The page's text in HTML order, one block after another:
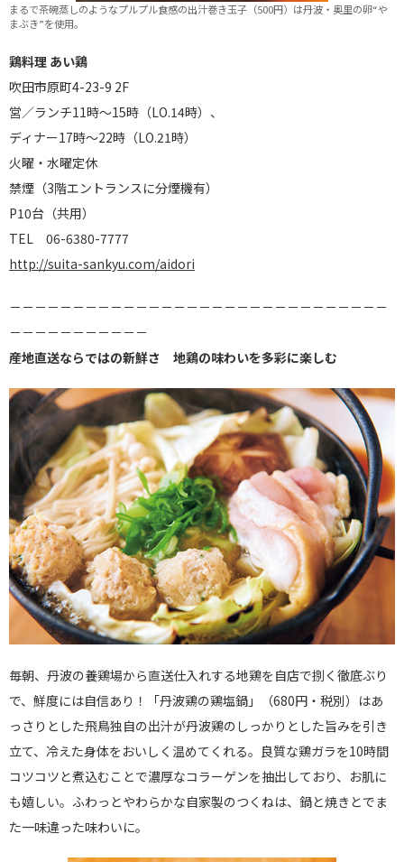
まるで茶碗蒸しのようなプルプル食感の出汁巻き玉子（500円）は丹波・奥里の卵“や
まぶき”を使用。
鶏料理 あい鶏
吹田市原町4-23-9 2F
営／ランチ11時～15時（LO.14時）、
ディナー17時～22時（LO.21時）
火曜・水曜定休
禁煙（3階エントランスに分煙機有）
P10台（共用）
TEL 06-6380-7777
http://suita-sankyu.com/aidori
－－－－－－－－－－－－－－－－－－－－－－－－－－－－－－
－－－－－－－－－－－
産地直送ならではの新鮮さ 地鶏の味わいを多彩に楽しむ
毎朝、丹波の養鶏場から直送仕入れする地鶏を自店で捌く徹底ぶり
で、鮮度には自信あり！「丹波鶏の鶏塩鍋」（680円・税別）はあ
っさりとした飛鳥独自の出汁が丹波鶏のしっかりとした旨みを引き
立て、冷えた身体をおいしく温めてくれる。良質な鶏ガラを10時間
コツコツと煮込むことで濃厚なコラーゲンを抽出しており、お肌に
も嬉しい。ふわっとやわらかな自家製のつくねは、鍋と焼きとでま
た一味違った味わいに。